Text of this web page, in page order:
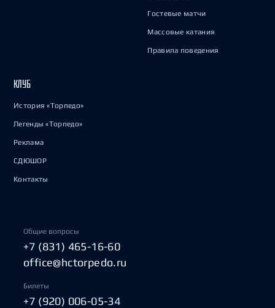
Гостевые матчи
Массовые катания
Правила поведения
КЛУБ
История «Торпедо»
Легенды «Торпедо»
Реклама
СДЮШОР
Контакты
Общие вопросы
+7 (831) 465-16-60
office@hctorpedo.ru
Билеты
+7 (920) 006-05-34